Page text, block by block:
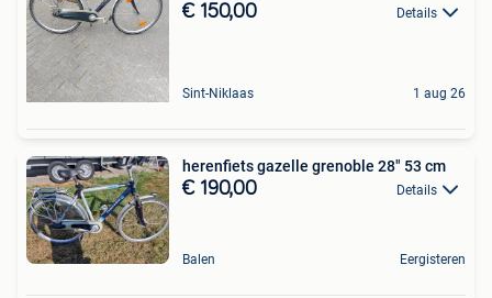
€ 150,00 Details
Sint-Niklaas 1 aug 26
herenfiets gazelle grenoble 28" 53 cm
€ 190,00 Details
Balen Eergisteren